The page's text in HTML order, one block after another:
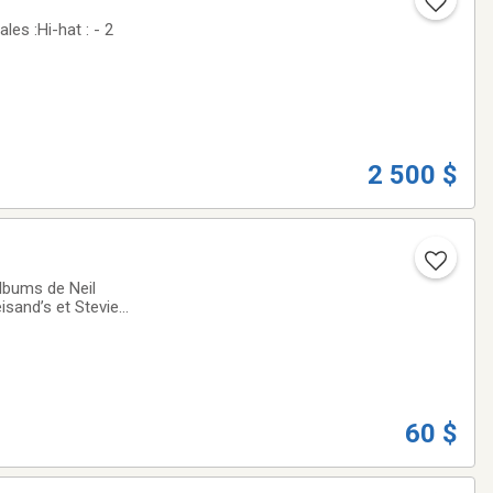
:Hi-hat : - 2
2 500 $
de Neil
et Stevie
60 $